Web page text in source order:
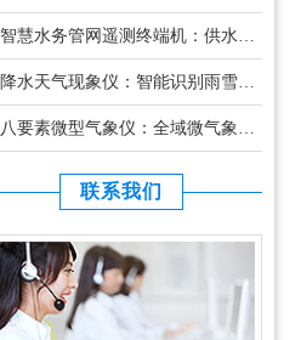
智慧水务管网遥测终端机：供水管网数字化管控核心设备
降水天气现象仪：智能识别雨雪天气的气象监测设备
八要素微型气象仪：全域微气象精细化智能监测设备
联系我们